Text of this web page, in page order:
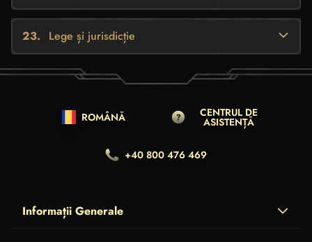
Lege și jurisdicție
ROMÂNĂ CENTRUL DE
ASISTENȚĂ
+40 800 476 469
Informații Generale